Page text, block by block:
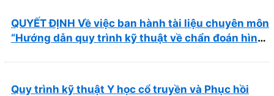
QUYẾT ĐỊNH Về việc ban hành tài liệu chuyên môn
“Hướng dẫn quy trình kỹ thuật về chẩn đoán hình
Quy trình kỹ thuật Y học cổ truyền và Phục hồi